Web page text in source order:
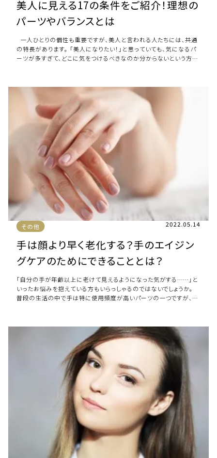
美人に見える17の条件をご紹介！理想の
パーツやバランスとは
一人ひとりの個性も重要ですが、美人と言われる人たちには、共通
の特長があります。 「美人になりたい！」と思っていても、気になるパ
ーツが多すぎて、どこに気をつけるべきなのか分からないという方も
その他 2022.05.14
手は顔より早く老化する？手のエイジン
グケアのためにできることとは？
「自分の手が年齢以上に老けて見えるようになった気がする……」と
いったお悩みを抱えている方もいらっしゃるのではないでしょうか。
普段の生活の中で手は特に使用頻度が高いパーツの一つですが、顔